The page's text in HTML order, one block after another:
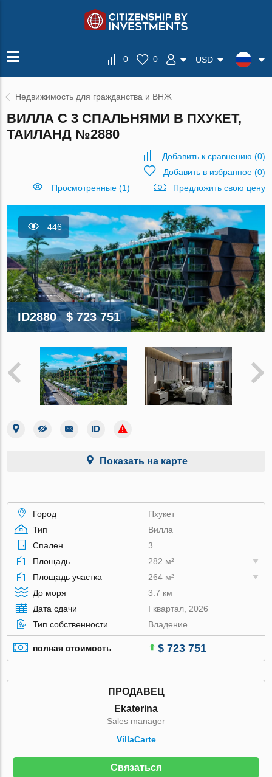
0 0 USD
Недвижимость для гражданства и ВНЖ
ВИЛЛА С 3 СПАЛЬНЯМИ В ПХУКЕТ,
ТАИЛАНД №2880
Добавить к сравнению (0)
Добавить в избранное(0)
Просмотренные (1)
Предложить свою цену
446
ID2880 $ 723 751
Показать на карте
Город
Пхукет
Тип
Вилла
Спален
3
Площадь
282 м²
Площадь участка
264 м²
До моря
3.7 км
Дата сдачи
I квартал, 2026
Тип собственности
Владение
полная стоимость $ 723 751
ПРОДАВЕЦ
Ekaterina
Sales manager
VillaСarte
Связаться